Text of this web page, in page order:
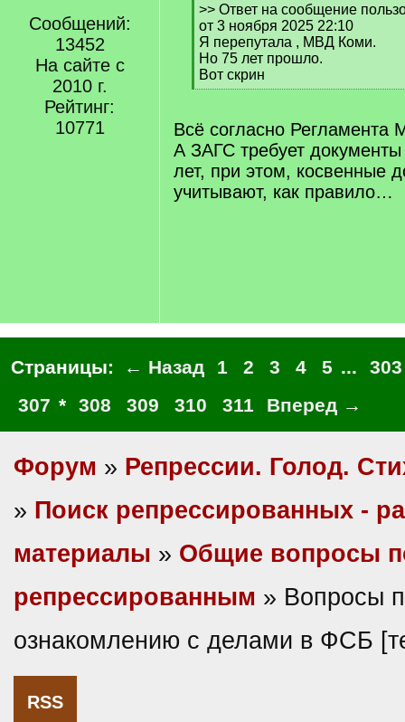
Сообщений:
13452
На сайте с
2010 г.
Рейтинг:
10771
[
q
]
>> Ответ на сообщение
от 3 ноября 2025 22:10
Я перепутала , МВД Коми.
Но 75 лет прошло.
Вот скрин
[
q
]
Всё согласно Регламента
А ЗАГС требует
лет, при этом, косвенные
учитывают, как правило…
Страницы: ← Назад 1 2 3 4 5 ...
303
307 * 308 309 310 311 Вперед →
Форум » Репрессии. Голод.
» Поиск репрессированных -
материалы » Общие вопросы
репрессированным » Вопросы
ознакомлению с делами в ФСБ
RSS